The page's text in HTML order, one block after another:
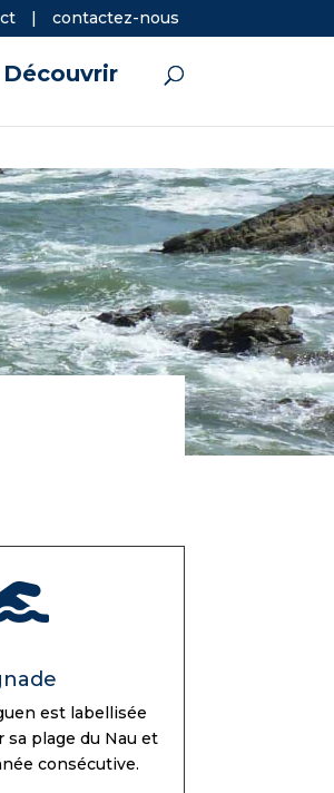
| contactez-nous
Découvrir
est labellisée
sa plage du Nau et
consécutive.